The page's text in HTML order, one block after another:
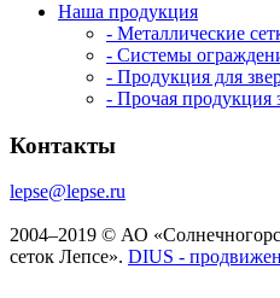
Наша продукция
- Металлические
- Системы
- Продукция для
- Прочая продукция
Контакты
lepse@lepse.ru
2004–2019 © АО
сеток Лепсе». DIUS -